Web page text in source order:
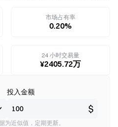
市场占有率
0.20%
24 小时交易量
¥2405.72万
投入金额
$
为近似值，定期更新。